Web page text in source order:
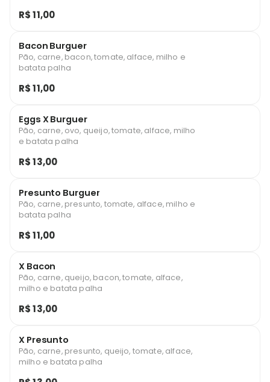
R$ 11,00
Bacon Burguer
Pão, carne, bacon, tomate, alface, milho e
batata palha
R$ 11,00
Eggs X Burguer
Pão, carne, ovo, queijo, tomate, alface, milho
e batata palha
R$ 13,00
Presunto Burguer
Pão, carne, presunto, tomate, alface, milho e
batata palha
R$ 11,00
X Bacon
Pão, carne, queijo, bacon, tomate, alface,
milho e batata palha
R$ 13,00
X Presunto
Pão, carne, presunto, queijo, tomate, alface,
milho e batata palha